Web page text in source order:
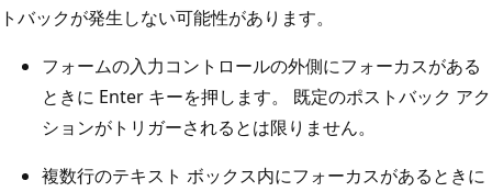
トバックが発生しない可能性があります。
フォームの入力コントロールの外側にフォーカスがある
ときに Enter キーを押します。 既定のポストバック アク
ションがトリガーされるとは限りません。
複数行のテキスト ボックス内にフォーカスがあるときに